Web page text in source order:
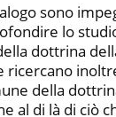
sono
lo
dottrina
ricercano
della
al di là di ciò